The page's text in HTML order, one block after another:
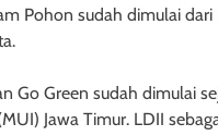
Pohon sudah dimulai
Go Green sudah dimulai
Jawa Timur. LDII